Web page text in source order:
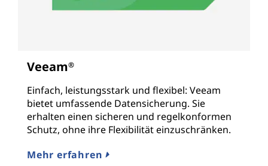
Veeam®
Einfach, leistungsstark und flexibel: Veeam
bietet umfassende Datensicherung. Sie
erhalten einen sicheren und regelkonformen
Schutz, ohne ihre Flexibilität einzuschränken.
Mehr erfahren